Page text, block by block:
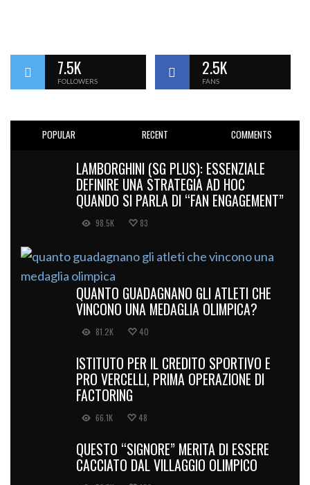
7.5K
FOLLOWERS
2.5K
FANS
POPULAR RECENT COMMENTS
LAMBORGHINI (SG PLUS): ESSENZIALE
DEFINIRE UNA STRATEGIA AD HOC
QUANDO SI PARLA DI “FAN ENGAGEMENT”
98.5K 83
QUANTO GUADAGNANO GLI ATLETI CHE
VINCONO UNA MEDAGLIA OLIMPICA?
81.2K 40
ISTITUTO PER IL CREDITO SPORTIVO E
PRO VERCELLI, PRIMA OPERAZIONE DI
FACTORING
66.1K 48
QUESTO “SIGNORE” MERITA DI ESSERE
CACCIATO DAL VILLAGGIO OLIMPICO